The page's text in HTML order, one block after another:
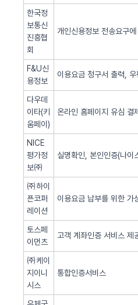
한국정
보통신
진흥협
회
개인신용정보 전송요구
F&U신
용정보
이용요금 청구서 출력,
다우데
이타(키
움페이)
온라인 홈페이지 유심 결
NICE
평가정
보㈜
실명확인, 본인인증(나이
㈜하이
픈코퍼
레이션
이용요금 납부를 위한 가
토스페
이먼츠
고객 계좌인증 서비스 제
㈜케이
지이니
시스
통합인증서비스